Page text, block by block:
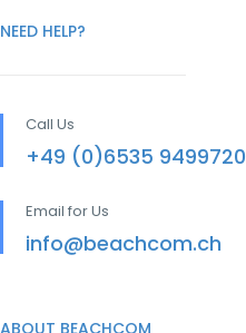
NEED HELP?
Call Us
+49 (0)6535 9499720
Email for Us
info@beachcom.ch
ABOUT BEACHCOM